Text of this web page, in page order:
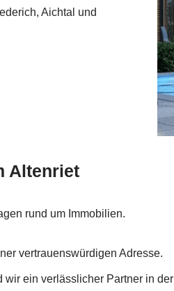
Aichtal und
Altenriet
rund um Immobilien.
vertrauenswürdigen Adresse.
wir ein verlässlicher Partner in der